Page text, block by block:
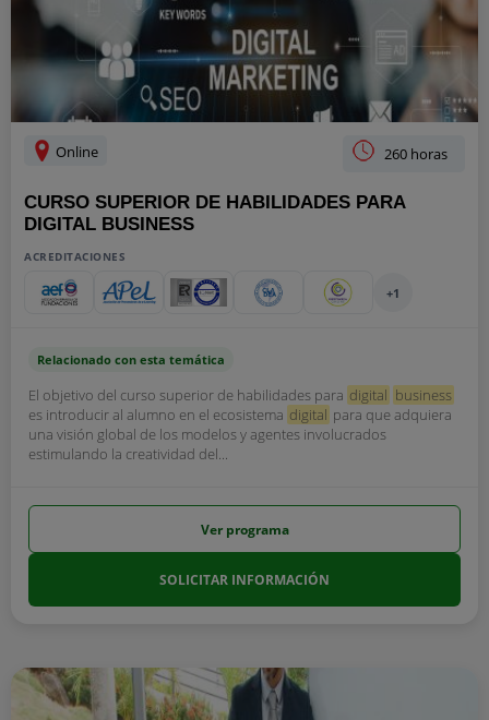
Online 260 horas
CURSO SUPERIOR DE HABILIDADES PARA
DIGITAL BUSINESS
ACREDITACIONES
+1
Relacionado con esta temática
El objetivo del curso superior de habilidades para digital business
es introducir al alumno en el ecosistema digital para que adquiera
una visión global de los modelos y agentes involucrados
estimulando la creatividad del...
Ver programa
SOLICITAR INFORMACIÓN